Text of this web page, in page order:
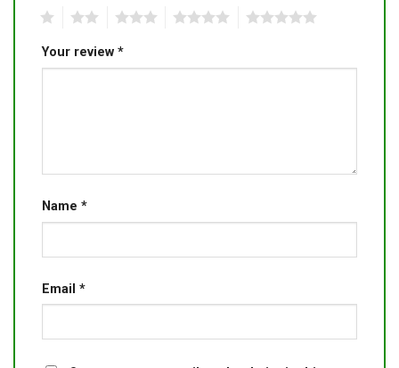
Your review *
Name *
Email *